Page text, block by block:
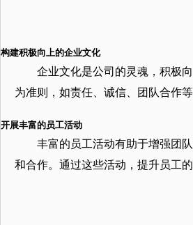
构建积极向上的企业文化
企业文化是公司的灵魂，积极
为准则，如责任、诚信、团队合作
开展丰富的员工活动
丰富的员工活动有助于增强团
和合作。通过这些活动，提升员工